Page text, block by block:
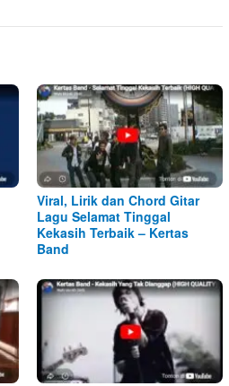
Viral, Lirik dan Chord Gitar
Lagu Selamat Tinggal
Kekasih Terbaik – Kertas
Band